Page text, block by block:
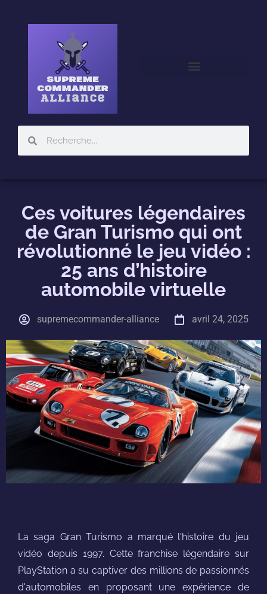
Ces voitures légendaires
de Gran Turismo qui ont
révolutionné le jeu vidéo :
25 ans d’histoire
automobile virtuelle
supremecommander-alliance avril 24, 2025
La saga Gran Turismo a marqué l'histoire du jeu
vidéo depuis 1997. Cette franchise légendaire sur
PlayStation a su captiver des millions de passionnés
d'automobiles en proposant une expérience de